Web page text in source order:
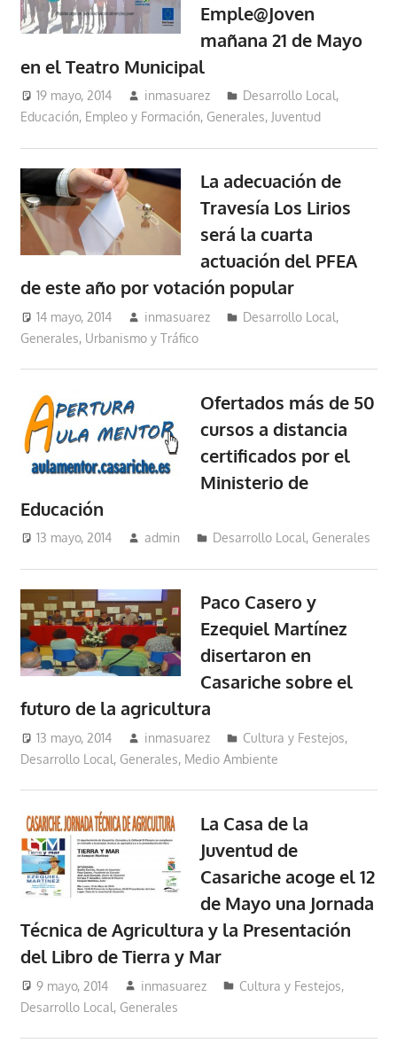
Emple@Joven
mañana 21 de Mayo
en el Teatro Municipal
19 mayo, 2014 inmasuarez Desarrollo Local,
Educación, Empleo y Formación, Generales, Juventud
La adecuación de
Travesía Los Lirios
será la cuarta
actuación del PFEA
de este año por votación popular
14 mayo, 2014 inmasuarez Desarrollo Local,
Generales, Urbanismo y Tráfico
Ofertados más de 50
cursos a distancia
certificados por el
Ministerio de
Educación
13 mayo, 2014 admin Desarrollo Local, Generales
Paco Casero y
Ezequiel Martínez
disertaron en
Casariche sobre el
futuro de la agricultura
13 mayo, 2014 inmasuarez Cultura y Festejos,
Desarrollo Local, Generales, Medio Ambiente
La Casa de la
Juventud de
Casariche acoge el 12
de Mayo una Jornada
Técnica de Agricultura y la Presentación
del Libro de Tierra y Mar
9 mayo, 2014 inmasuarez Cultura y Festejos,
Desarrollo Local, Generales